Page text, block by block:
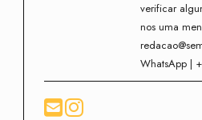
verificar
nos uma
WhatsApp |